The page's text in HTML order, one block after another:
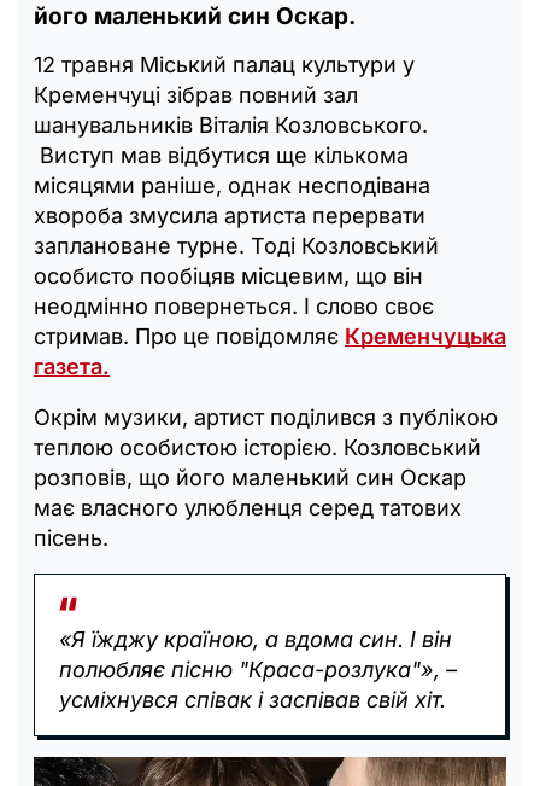
його маленький син Оскар.
12 травня Міський палац культури у
Кременчуці зібрав повний зал
шанувальників Віталія Козловського.
Виступ мав відбутися ще кількома
місяцями раніше, однак несподівана
хвороба змусила артиста перервати
заплановане турне. Тоді Козловський
особисто пообіцяв місцевим, що він
неодмінно повернеться. І слово своє
стримав. Про це повідомляє Кременчуцька
газета.
Окрім музики, артист поділився з публікою
теплою особистою історією. Козловський
розповів, що його маленький син Оскар
має власного улюбленця серед татових
пісень.
«Я їжджу країною, а вдома син. І він
полюбляє пісню "Краса-розлука"», –
усміхнувся співак і заспівав свій хіт.